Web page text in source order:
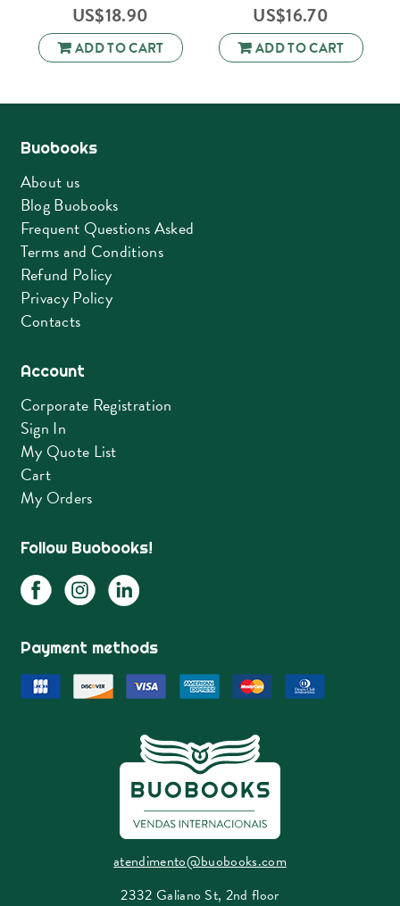
US$18.90
ADD TO CART
US$16.70
ADD TO CART
Buobooks
About us
Blog Buobooks
Frequent Questions Asked
Terms and Conditions
Refund Policy
Privacy Policy
Contacts
Account
Corporate Registration
Sign In
My Quote List
Cart
My Orders
Follow Buobooks!
Payment methods
atendimento@buobooks.com
2332 Galiano St, 2nd floor